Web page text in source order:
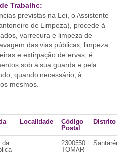
Trabalho:
previstas na Lei, o Assistente
de Limpeza), procede à
varredura e limpeza de
das vias públicas, limpeza
e extirpação de ervas; é
sob a sua guarda e pela
quando necessário, à
mesmos.
Localidade
Código
Postal
Distrito
da
2300550
TOMAR